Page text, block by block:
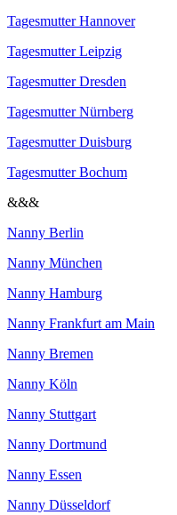
Tagesmutter Hannover
Tagesmutter Leipzig
Tagesmutter Dresden
Tagesmutter Nürnberg
Tagesmutter Duisburg
Tagesmutter Bochum
&&&
Nanny Berlin
Nanny München
Nanny Hamburg
Nanny Frankfurt am Main
Nanny Bremen
Nanny Köln
Nanny Stuttgart
Nanny Dortmund
Nanny Essen
Nanny Düsseldorf